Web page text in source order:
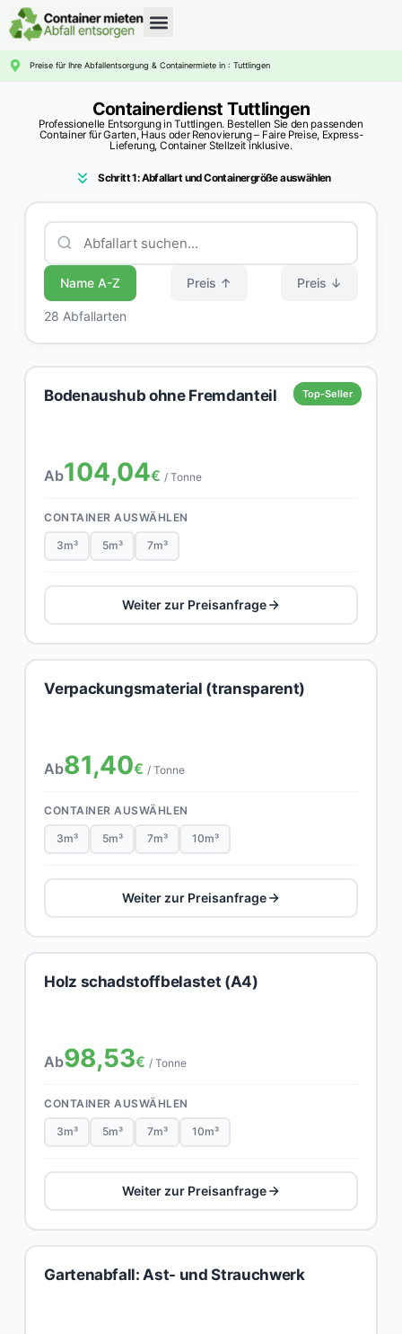
Preise für Ihre Abfallentsorgung & Containermiete in : Tuttlingen
Containerdienst Tuttlingen
Professionelle Entsorgung in Tuttlingen. Bestellen Sie den passenden
Container für Garten, Haus oder Renovierung – Faire Preise, Express-
Lieferung, Container Stellzeit inklusive.
Schritt 1: Abfallart und Containergröße auswählen
Name A-Z Preis ↑ Preis ↓
28 Abfallarten
Top-Seller
Bodenaushub ohne Fremdanteil
Ab104,04€ / Tonne
CONTAINER AUSWÄHLEN
3m³ 5m³ 7m³
Weiter zur Preisanfrage
Verpackungsmaterial (transparent)
Ab81,40€ / Tonne
CONTAINER AUSWÄHLEN
3m³ 5m³ 7m³ 10m³
Weiter zur Preisanfrage
Holz schadstoffbelastet (A4)
Ab98,53€ / Tonne
CONTAINER AUSWÄHLEN
3m³ 5m³ 7m³ 10m³
Weiter zur Preisanfrage
Gartenabfall: Ast- und Strauchwerk